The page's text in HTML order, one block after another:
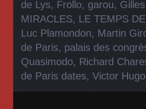
de Lys, Frollo, garou,
MIRACLES, LE TEMPS
Luc Plamondon, Martin
de Paris, palais des
Quasimodo, Richard
de Paris dates, Victor Hugo